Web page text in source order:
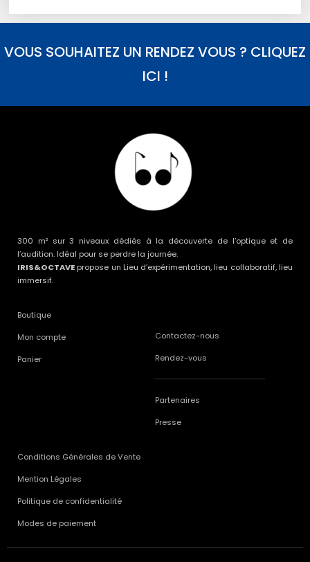
VOUS SOUHAITEZ UN RENDEZ VOUS ? CLIQUEZ
ICI !
300 m² sur 3 niveaux dédiés à la découverte de l’optique et de
l’audition. Idéal pour se perdre la journée.
IRIS&OCTAVE propose un Lieu d’expérimentation, lieu collaboratif, lieu
immersif.
Boutique
Mon compte
Panier
Contactez-nous
Rendez-vous
Partenaires
Presse
Conditions Générales de Vente
Mention Légales
Politique de confidentialité
Modes de paiement